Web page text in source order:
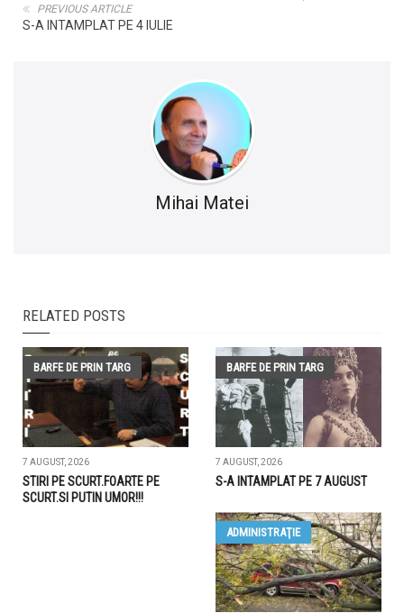
PREVIOUS ARTICLE
S-A INTAMPLAT PE 4 IULIE
Mihai Matei
RELATED POSTS
BARFE DE PRIN TARG
7 AUGUST, 2026
STIRI PE SCURT.FOARTE PE
SCURT.SI PUTIN UMOR!!!
BARFE DE PRIN TARG
7 AUGUST, 2026
S-A INTAMPLAT PE 7 AUGUST
ADMINISTRAŢIE